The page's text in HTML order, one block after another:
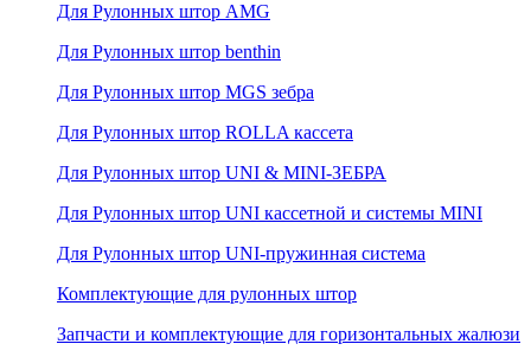
Для Рулонных штор AMG
Для Рулонных штор benthin
Для Рулонных штор MGS зебра
Для Рулонных штор ROLLA кассета
Для Рулонных штор UNI & MINI-ЗЕБРА
Для Рулонных штор UNI кассетной и системы MINI
Для Рулонных штор UNI-пружинная система
Комплектующие для рулонных штор
Запчасти и комплектующие для горизонтальных жалюзи